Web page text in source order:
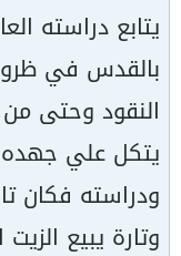
يتابع دراسته
بالقدس في
النقود وحتى من
يتكل علي جهده
ودراسته فكان
وتارة يبيع